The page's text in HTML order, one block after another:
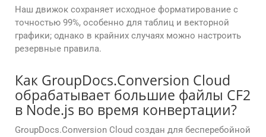
Наш движок сохраняет исходное форматирование с
точностью 99%, особенно для таблиц и векторной
графики; однако в крайних случаях можно настроить
резервные правила.
Как GroupDocs.Conversion Cloud
обрабатывает большие файлы CF2
в Node.js во время конвертации?
GroupDocs.Conversion Cloud создан для бесперебойной